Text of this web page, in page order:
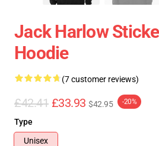
Jack Harlow
Hoodie
(7 customer reviews)
£42.41 £33.93 $42.95 -20%
Type
Unisex